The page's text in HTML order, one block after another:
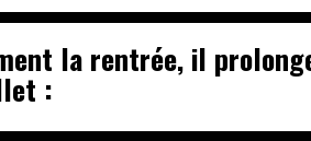
la rentrée, il
: